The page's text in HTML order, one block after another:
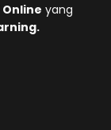
Online yang